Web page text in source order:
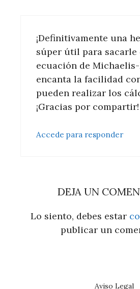
¡Definitivamente una
súper útil para sacarle
ecuación de
encanta la facilidad
pueden realizar los
¡Gracias por compartir!
Accede para responder
DEJA UN
Lo siento, debes estar
publicar un
Aviso Legal